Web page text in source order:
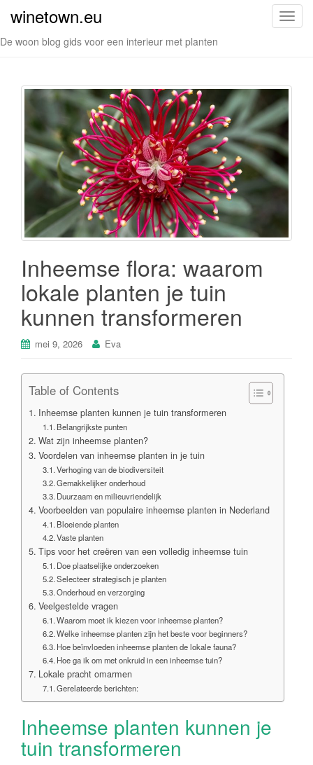
S
k
e
l
a
i
i
winetown.eu
De woon blog gids voor een interieur met planten
Inheemse flora: waarom
lokale planten je tuin
kunnen transformeren
mei 9, 2026 Eva
Table of Contents
Inheemse planten kunnen je tuin transformeren
Belangrijkste punten
Wat zijn inheemse planten?
Voordelen van inheemse planten in je tuin
Verhoging van de biodiversiteit
Gemakkelijker onderhoud
Duurzaam en milieuvriendelijk
Voorbeelden van populaire inheemse planten in Nederland
Bloeiende planten
Vaste planten
Tips voor het creëren van een volledig inheemse tuin
Doe plaatselijke onderzoeken
Selecteer strategisch je planten
Onderhoud en verzorging
Veelgestelde vragen
Waarom moet ik kiezen voor inheemse planten?
Welke inheemse planten zijn het beste voor beginners?
Hoe beïnvloeden inheemse planten de lokale fauna?
Hoe ga ik om met onkruid in een inheemse tuin?
Lokale pracht omarmen
Gerelateerde berichten:
Inheemse planten kunnen je
tuin transformeren